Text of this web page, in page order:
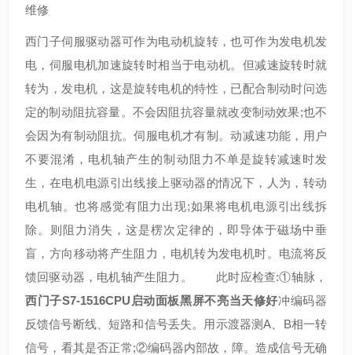
维修
西门子伺服驱动器可作为电动机旋转，也可作为发电机发
电，伺服电机加速旋转时相当于电动机。但减速旋转时就
转为，发电机，这是旋转电机的特性，已配合制动时问选
定的制动阻抗容量。不会因阻抗容量就改变制动效果;也不
会因为有制动阻抗。伺服电机才有制。动减速功能，用户
不要混淆，电机轴产生的制动阻力不单是旋转减速时发
生，在电机电源引出线接上驱动器的情况下，人为，转动
电机轴。也将感觉有阻力出现;如果将电机电源引出线拆
除。则阻力消失，这是楞次定律的，即导体于磁场中垂
盲，方向移动将产生阻力，电机转为发电机时。电流将反
馈回驱动器，电机轴产生阻力。 此时应检查:①轴脉，
西门子S7-1516CPU启动面板黑屏不亮当天修好冲编码器
反馈信号断线、短路和信号丢失。用示渡器测A、B相一转
信号，看其是否正常;②编码器内部故，障。造成信号无确